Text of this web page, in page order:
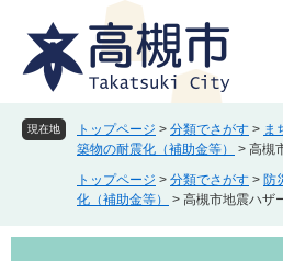
文
現在地 トップページ > 分類でさがす > ま
築物の耐震化（補助金等）
> 高槻
トップページ > 分類でさがす > 防
化（補助金等）
> 高槻市地震ハザ